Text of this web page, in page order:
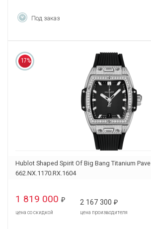
Под заказ
17%
Hublot Shaped Spirit Of Big Bang Titanium Pave
662.NX.1170.RX.1604
1 819 000 ₽
цена со скидкой
2 167 300 ₽
цена производителя